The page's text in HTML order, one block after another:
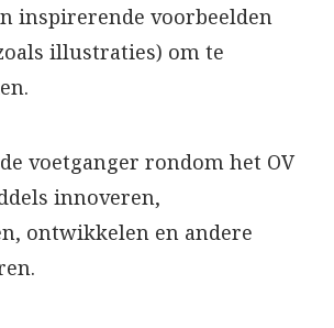
inspirerende voorbeelden
illustraties) om te
voetganger rondom het OV
innoveren,
ontwikkelen en andere